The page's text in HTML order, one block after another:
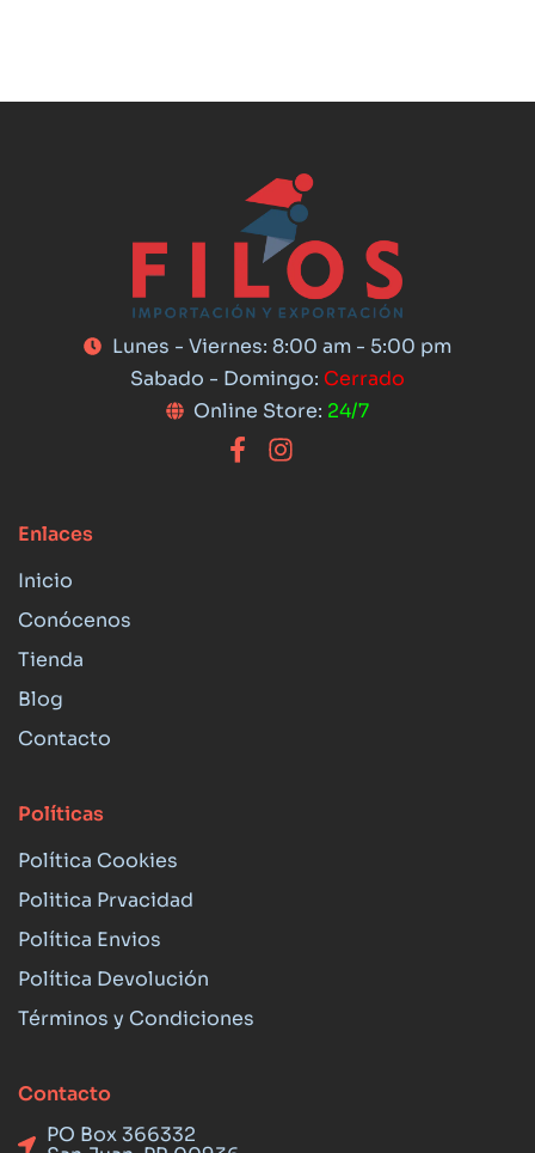
Lunes - Viernes: 8:00 am - 5:00 pm
Sabado - Domingo: Cerrado
Online Store: 24/7
Enlaces
Inicio
Conócenos
Tienda
Blog
Contacto
Políticas
Política Cookies
Politica Prvacidad
Política Envios
Política Devolución
Términos y Condiciones
Contacto
PO Box 366332